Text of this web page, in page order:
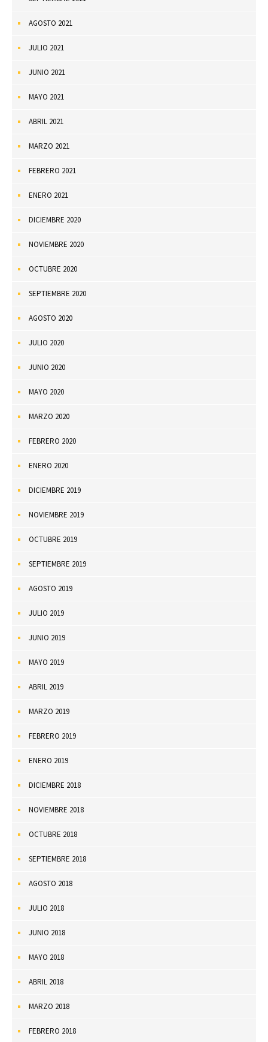
AGOSTO 2021
JULIO 2021
JUNIO 2021
MAYO 2021
ABRIL 2021
MARZO 2021
FEBRERO 2021
ENERO 2021
DICIEMBRE 2020
NOVIEMBRE 2020
OCTUBRE 2020
SEPTIEMBRE 2020
AGOSTO 2020
JULIO 2020
JUNIO 2020
MAYO 2020
MARZO 2020
FEBRERO 2020
ENERO 2020
DICIEMBRE 2019
NOVIEMBRE 2019
OCTUBRE 2019
SEPTIEMBRE 2019
AGOSTO 2019
JULIO 2019
JUNIO 2019
MAYO 2019
ABRIL 2019
MARZO 2019
FEBRERO 2019
ENERO 2019
DICIEMBRE 2018
NOVIEMBRE 2018
OCTUBRE 2018
SEPTIEMBRE 2018
AGOSTO 2018
JULIO 2018
JUNIO 2018
MAYO 2018
ABRIL 2018
MARZO 2018
FEBRERO 2018